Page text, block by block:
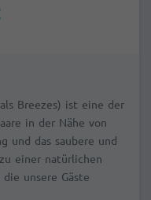
Breezes) ist eine der
in der Nähe von
und das saubere und
einer natürlichen
unsere Gäste